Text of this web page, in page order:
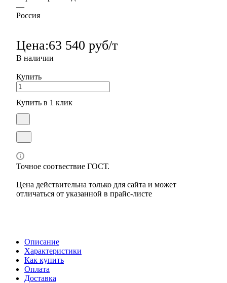
—
Россия
Цена:63 540 руб/т
В наличии
Купить
Купить в 1 клик
Точное соотвествие ГОСТ.
Цена действительна только для сайта и может
отличаться от указанной в прайс-листе
Описание
Характеристики
Как купить
Оплата
Доставка